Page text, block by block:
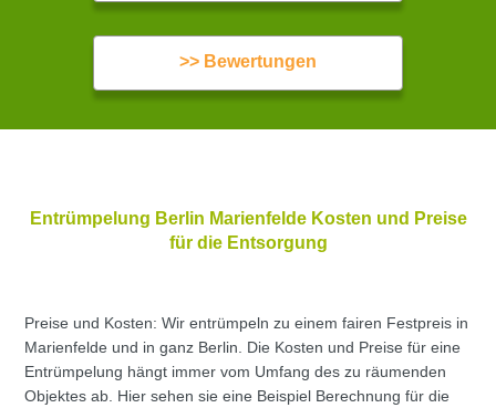
>> Bewertungen
Entrümpelung Berlin Marienfelde Kosten und Preise
für die Entsorgung
Preise und Kosten: Wir entrümpeln zu einem fairen Festpreis in
Marienfelde und in ganz Berlin. Die Kosten und Preise für eine
Entrümpelung hängt immer vom Umfang des zu räumenden
Objektes ab. Hier sehen sie eine Beispiel Berechnung für die